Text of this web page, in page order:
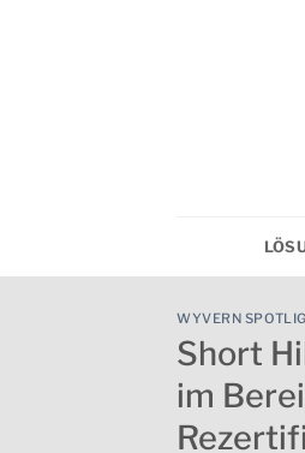
WYVERN
Short
im